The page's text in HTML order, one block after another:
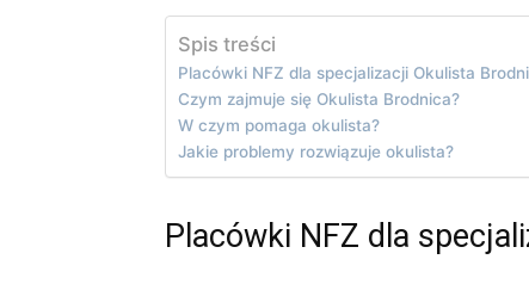
Spis treści
Placówki NFZ dla specjalizacji Okulista
Czym zajmuje się Okulista Brodnica?
W czym pomaga okulista?
Jakie problemy rozwiązuje okulista?
Placówki NFZ dla